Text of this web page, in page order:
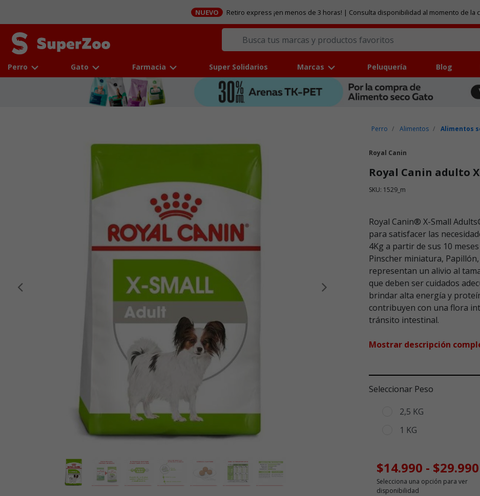
NUEVO Retiro express ¡en menos de 3 horas! | Consulta disponibilidad al momento de la
Perro Gato Farmacia Super Solidarios Marcas Peluquería Blog
Anterior Siguiente
Perro Alimentos Alimentos
Royal Canin
Royal Canin adulto
SKU: 1529_m
Royal Canin® X-Small
para satisfacer las
4Kg a partir de sus 10
Pinscher miniatura,
representan un alivio al
que deben ser cuidados
brindar alta energía y
contribuyen con una flora
tránsito intestinal.
Mostrar descripción
Seleccionar Peso
2,5 KG
1 KG
$14.990 - $29.990
Selecciona una opción para ver
disponibilidad